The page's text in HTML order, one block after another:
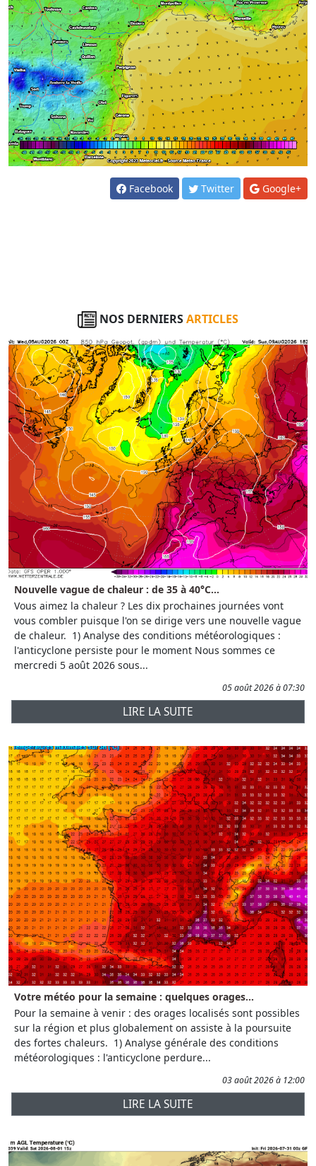
Facebook Twitter Google+
NOS DERNIERSARTICLES
Nouvelle vague de chaleur : de 35 à 40°C...
Vous aimez la chaleur ? Les dix prochaines journées vont
vous combler puisque l'on se dirige vers une nouvelle vague
de chaleur. 1) Analyse des conditions météorologiques :
l'anticyclone persiste pour le moment Nous sommes ce
mercredi 5 août 2026 sous...
05 août 2026 à 07:30
LIRE LA SUITE
Votre météo pour la semaine : quelques orages...
Pour la semaine à venir : des orages localisés sont possibles
sur la région et plus globalement on assiste à la poursuite
des fortes chaleurs. 1) Analyse générale des conditions
météorologiques : l'anticyclone perdure...
03 août 2026 à 12:00
LIRE LA SUITE